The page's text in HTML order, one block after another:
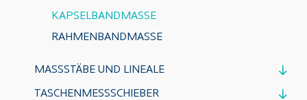
KAPSELBANDMASSE
RAHMENBANDMASSE
MASSSTÄBE UND LINEALE
TASCHENMESSSCHIEBER